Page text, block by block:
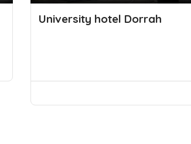
University hotel Dorrah